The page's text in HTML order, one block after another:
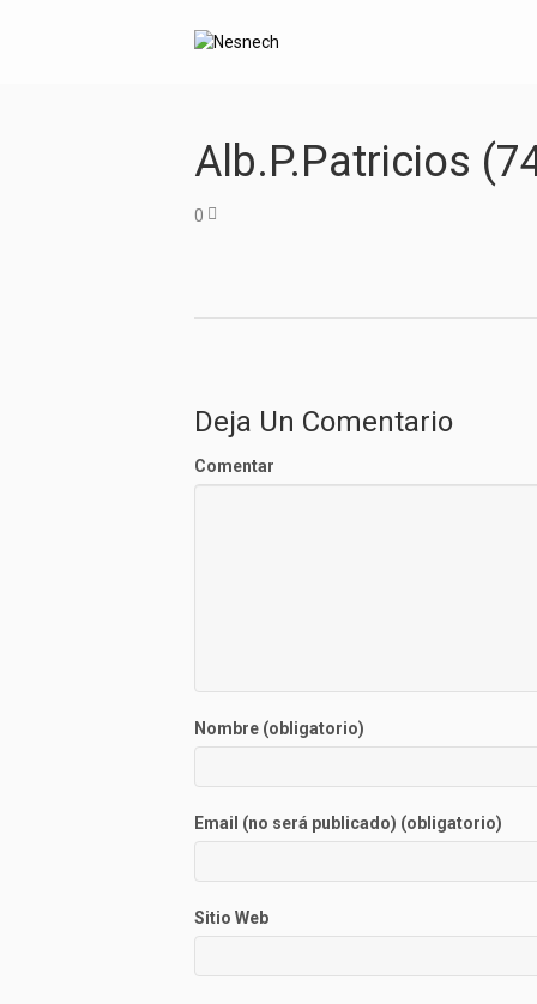
Alb.P.Patricios
0
Deja Un Comentario
Comentar
Nombre (obligatorio)
Email (no será publicado) (obligatorio)
Sitio Web